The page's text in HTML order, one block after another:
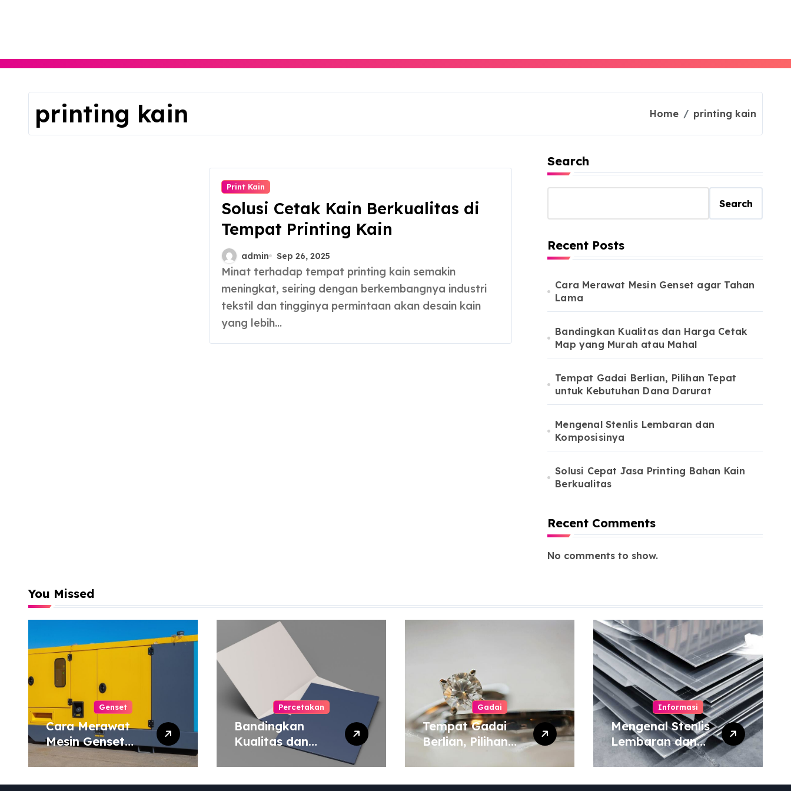
printing kain Home printing kain
Print Kain
Solusi Cetak Kain Berkualitas di
Tempat Printing Kain
admin Sep 26, 2025
Minat terhadap tempat printing kain semakin
meningkat, seiring dengan berkembangnya industri
tekstil dan tingginya permintaan akan desain kain
yang lebih…
Search
Search
Recent Posts
Cara Merawat Mesin Genset agar Tahan
Lama
Bandingkan Kualitas dan Harga Cetak
Map yang Murah atau Mahal
Tempat Gadai Berlian, Pilihan Tepat
untuk Kebutuhan Dana Darurat
Mengenal Stenlis Lembaran dan
Komposisinya
Solusi Cepat Jasa Printing Bahan Kain
Berkualitas
Recent Comments
No comments to show.
You Missed
Genset
Cara Merawat
Mesin Genset
agar Tahan Lama
Percetakan
Bandingkan
Kualitas dan
Harga Cetak
Map yang Murah
atau Mahal
Gadai
Tempat Gadai
Berlian, Pilihan
Kebutuhan Dana
Darurat
Informasi
Mengenal Stenlis
Lembaran dan
Komposisinya